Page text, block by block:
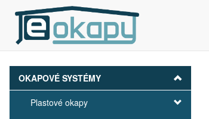
OKAPOVÉ SYSTÉMY
Plastové okapy